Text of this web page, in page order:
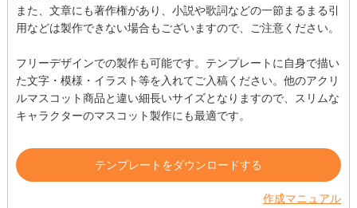
また、文章にも著作権があり、小説や歌詞などの一節まるまる引
用などは製作できない場合もございますので、ご注意ください。
フリーデザインでの製作も可能です。テンプレートに自身で描い
た文字・模様・イラスト等を入れてご入稿ください。他のアクリ
ルマスコット商品と違い細長いサイズとなりますので、スリムな
キャラクターのマスコット製作にも最適です。
テンプレートをダウンロードする
作成マニュアル